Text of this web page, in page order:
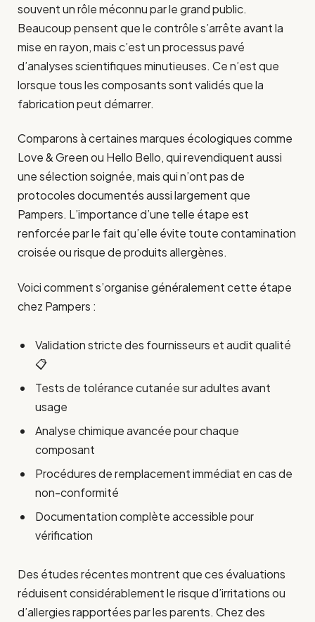
souvent un rôle méconnu par le grand public.
Beaucoup pensent que le contrôle s’arrête avant la
mise en rayon, mais c’est un processus pavé
d’analyses scientifiques minutieuses. Ce n’est que
lorsque tous les composants sont validés que la
fabrication peut démarrer.
Comparons à certaines marques écologiques comme
Love & Green ou Hello Bello, qui revendiquent aussi
une sélection soignée, mais qui n’ont pas de
protocoles documentés aussi largement que
Pampers. L’importance d’une telle étape est
renforcée par le fait qu’elle évite toute contamination
croisée ou risque de produits allergènes.
Voici comment s’organise généralement cette étape
chez Pampers :
Validation stricte des fournisseurs et audit qualité
📋
Tests de tolérance cutanée sur adultes avant
usage
Analyse chimique avancée pour chaque
composant
Procédures de remplacement immédiat en cas de
non-conformité
Documentation complète accessible pour
vérification
Des études récentes montrent que ces évaluations
réduisent considérablement le risque d’irritations ou
d’allergies rapportées par les parents. Chez des